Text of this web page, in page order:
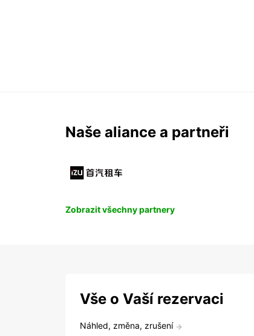
Naše aliance a partneři
Zobrazit všechny partnery
Vše o Vaší rezervaci
Náhled, změna, zrušení